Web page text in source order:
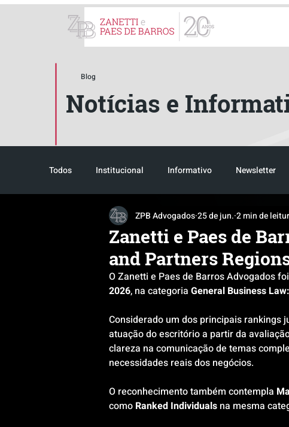
Blog
Notícias e
Todos Institucional Informativo Newsletter
Reconhecimento Tributário Pós-evento
Zanetti e Paes de
and Partners
ZPB Advogados25 de jun. 2 min de
O Zanetti e Paes de Barros Advogados
2026, na categoria General Business
Considerado um dos principais rankings
atuação do escritório a partir da
clareza na comunicação de temas
necessidades reais dos negócios.
O reconhecimento também contempla
como Ranked Individuals na mesma